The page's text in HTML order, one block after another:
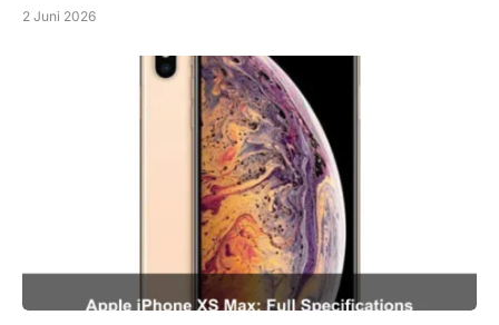
2 Juni 2026